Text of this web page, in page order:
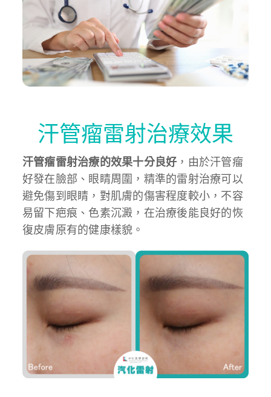
汗管瘤雷射治療效果
汗管瘤雷射治療的效果十分良好 ，由於汗管瘤
好發在臉部、眼睛周圍，精準的雷射治療可以
避免傷到眼睛，對肌膚的傷害程度較小，不容
易留下疤痕、色素沉澱，在治療後能良好的恢
復皮膚原有的健康樣貌。